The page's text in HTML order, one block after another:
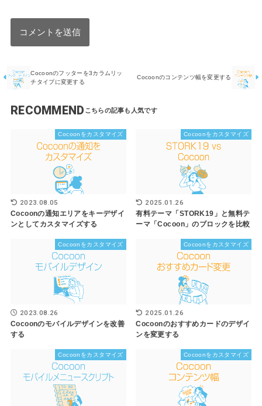
Cocoonのフッターを3カラムリッ
チタイプに変更する
Cocoonのコンテンツ幅を変更する
RECOMMEND
Cocoonをカスタマイズ
2023.08.05
Cocoonの通知エリアをキーデザイ
ンとしてカスタマイズする
Cocoonをカスタマイズ
2025.01.26
有料テーマ「STORK19」と無料テ
ーマ「Cocoon」のブロックを比較
Cocoonをカスタマイズ
2023.08.26
Cocoonのモバイルデザインを改善
する
Cocoonをカスタマイズ
2025.01.26
Cocoonのおすすめカードのデザイ
ンを変更する
Cocoonをカスタマイズ Cocoonをカスタマイズ